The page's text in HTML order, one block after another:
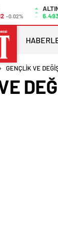
-0.02%
GENÇLİK VE